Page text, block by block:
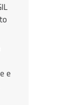
e